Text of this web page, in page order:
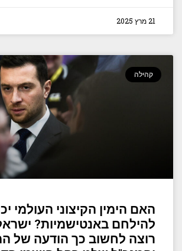
21 מרץ 2025
קהילה
האם הימין הקיצוני העולמי
להילחם באנטישמיות?
רוצה לחשוב כך הודעה של